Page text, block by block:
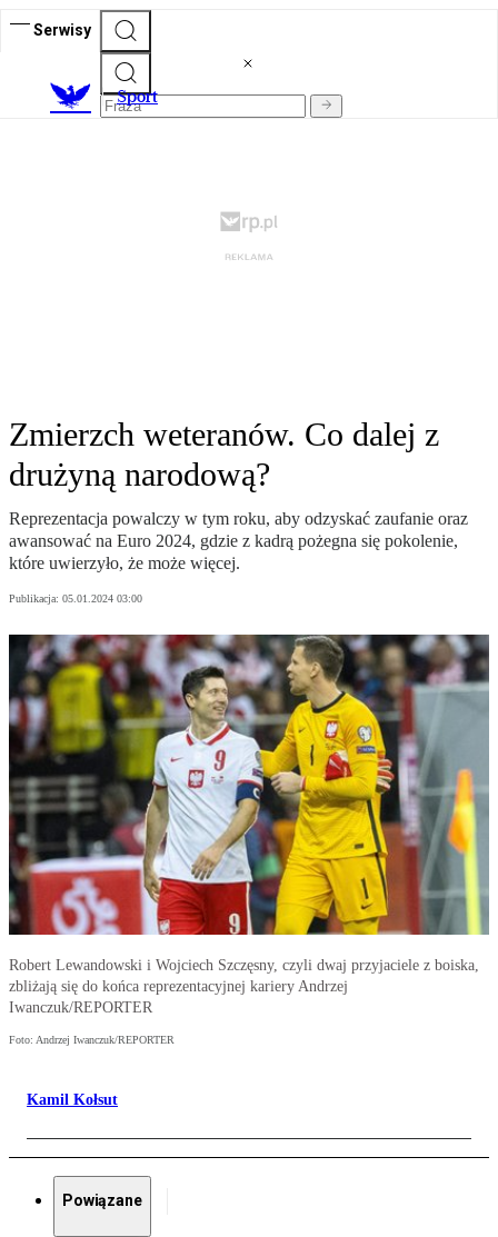
Serwisy
Sport
Zmierzch weteranów. Co dalej z
drużyną narodową?
Reprezentacja powalczy w tym roku, aby odzyskać zaufanie oraz
awansować na Euro 2024, gdzie z kadrą pożegna się pokolenie,
które uwierzyło, że może więcej.
Publikacja: 05.01.2024 03:00
Robert Lewandowski i Wojciech Szczęsny, czyli dwaj przyjaciele z boiska,
zbliżają się do końca reprezentacyjnej kariery Andrzej
Iwanczuk/REPORTER
Foto: Andrzej Iwanczuk/REPORTER
Kamil Kołsut
Powiązane